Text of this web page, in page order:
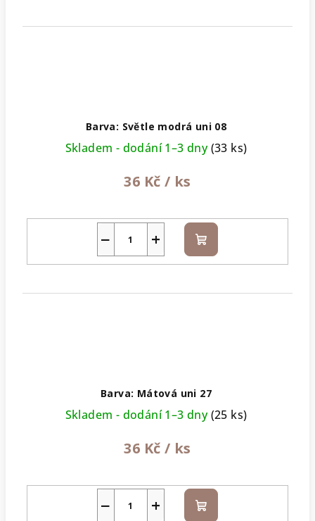
Barva: Světle modrá uni 08
Skladem - dodání 1–3 dny(33 ks)
36 Kč / ks
+
− Do
košíku
Barva: Mátová uni 27
Skladem - dodání 1–3 dny(25 ks)
36 Kč / ks
+
− Do